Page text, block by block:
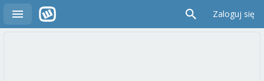
Zaloguj się